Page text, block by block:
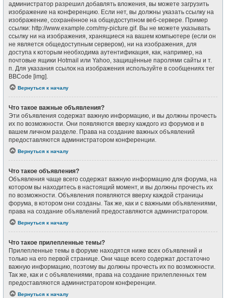
администратор разрешил добавлять вложения, вы можете загрузить
изображение на конференцию. Если нет, вы должны указать ссылку на
изображение, сохранённое на общедоступном веб-сервере. Пример
ссылки: http://www.example.com/my-picture.gif. Вы не можете указывать
ссылку ни на изображения, хранящиеся на вашем компьютере (если он
не является общедоступным сервером), ни на изображения, для
доступа к которым необходима аутентификация, как, например, на
почтовые ящики Hotmail или Yahoo, защищённые паролями сайты и т.
п. Для указания ссылок на изображения используйте в сообщениях тег
BBCode [img].
Вернуться к началу
Что такое важные объявления?
Эти объявления содержат важную информацию, и вы должны прочесть
их по возможности. Они появляются вверху каждого из форумов и в
вашем личном разделе. Права на создание важных объявлений
предоставляются администратором конференции.
Вернуться к началу
Что такое объявления?
Объявления чаще всего содержат важную информацию для форума, на
котором вы находитесь в настоящий момент, и вы должны прочесть их
по возможности. Объявления появляются вверху каждой страницы
форума, в котором они созданы. Так же, как и с важными объявлениями,
права на создание объявлений предоставляются администратором.
Вернуться к началу
Что такое прилепленные темы?
Прилепленные темы в форуме находятся ниже всех объявлений и
только на его первой странице. Они чаще всего содержат достаточно
важную информацию, поэтому вы должны прочесть их по возможности.
Так же, как и с объявлениями, права на создание прилепленных тем
предоставляются администратором конференции.
Вернуться к началу